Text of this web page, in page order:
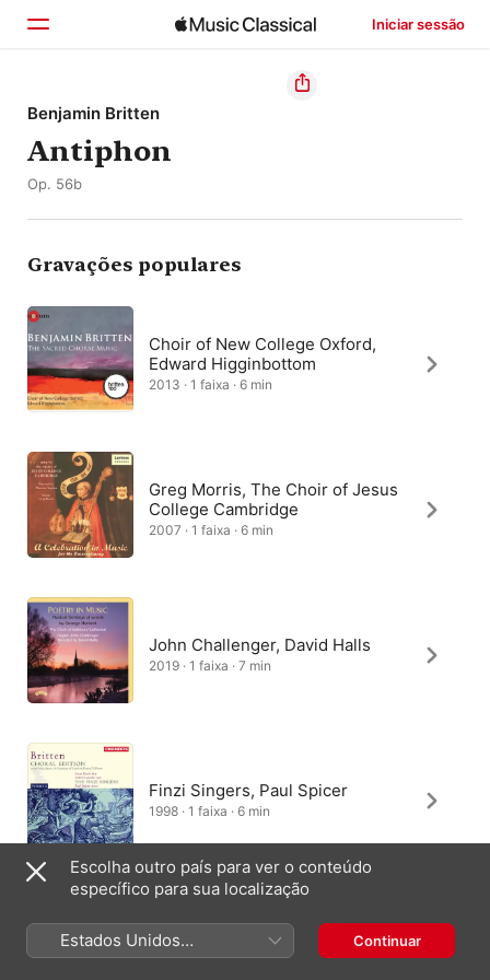
Iniciar sessão
Início
Explorar
Benjamin Britten
Antiphon
Op. 56b
Gravações populares
Choir of New College Oxford,
Edward Higginbottom
2013 · 1 faixa · 6 min
Greg Morris, The Choir of Jesus
College Cambridge
2007 · 1 faixa · 6 min
John Challenger, David Halls
2019 · 1 faixa · 7 min
Finzi Singers, Paul Spicer
1998 · 1 faixa · 6 min
Beverly Hills All Saints' Church
Choir
Escolha outro país para ver o conteúdo
específico para sua localização
Estados Unidos
(Português Brasil)
Continuar